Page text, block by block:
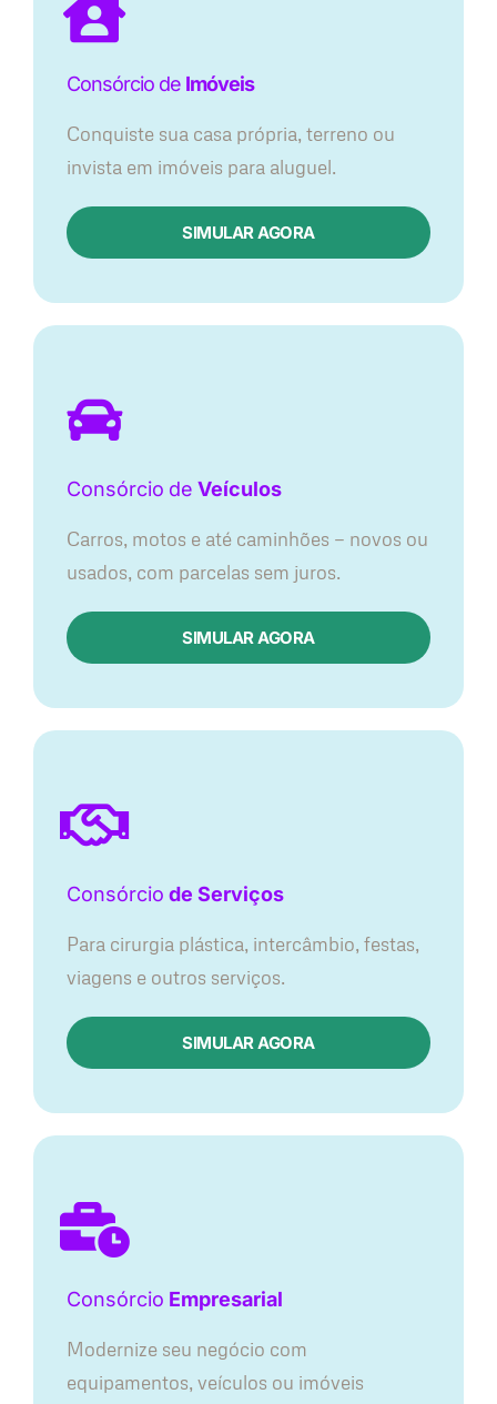
Consórcio de Imóveis
Conquiste sua casa própria, terreno ou
invista em imóveis para aluguel.
SIMULAR AGORA​
Consórcio de Veículos
Carros, motos e até caminhões — novos ou
usados, com parcelas sem juros.
SIMULAR AGORA
Consórcio de Serviços
Para cirurgia plástica, intercâmbio, festas,
viagens e outros serviços.
SIMULAR AGORA
Consórcio Empresarial
Modernize seu negócio com
equipamentos, veículos ou imóveis